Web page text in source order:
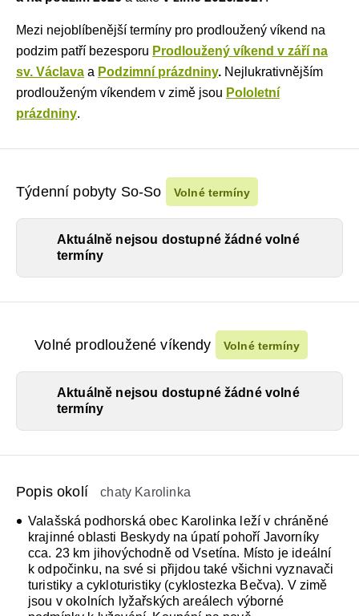
Mezi nejoblíbenější termíny pro prodloužený víkend na
podzim patří bezesporu Prodloužený víkend v září na
sv. Václava a Podzimní prázdniny. Nejlukrativnějším
prodlouženým víkendem v zimě jsou Pololetní
prázdniny.
Týdenní pobyty So-So Volné termíny
Aktuálně nejsou dostupné žádné volné
termíny
Volné prodloužené víkendy Volné termíny
Aktuálně nejsou dostupné žádné volné
termíny
Popis okolí chaty Karolinka
Valašská podhorská obec Karolinka leží v chráněné
krajinné oblasti Beskydy na úpatí pohoří Javorníky
cca. 23 km jihovýchodně od Vsetína. Místo je ideální
k odpočinku, na své si přijdou také všichni vyznavači
turistiky a cykloturistiky (cyklostezka Bečva). V zimě
jsou v okolních lyžařských areálech výborné